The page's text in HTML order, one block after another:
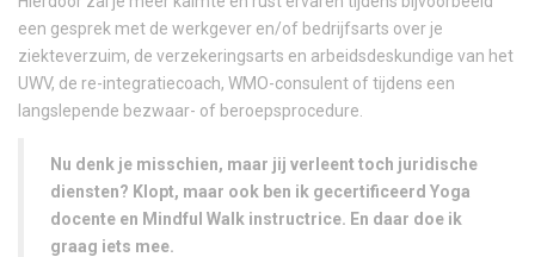
een gesprek met de werkgever en/of bedrijfsarts over je
ziekteverzuim, de verzekeringsarts en arbeidsdeskundige van het
UWV, de re-integratiecoach, WMO-consulent of tijdens een
langslepende bezwaar- of beroepsprocedure.
Nu denk je misschien, maar jij verleent toch juridische
diensten? Klopt, maar ook ben ik gecertificeerd Yoga
docente en Mindful Walk instructrice. En daar doe ik
graag iets mee.